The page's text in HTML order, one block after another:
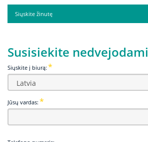
Siųskite žinutę
Susisiekite nedvejodami
Siųskite į biurą:
Jūsų vardas: